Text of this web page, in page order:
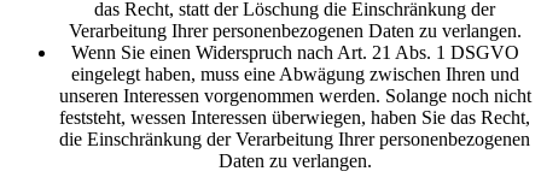
das Recht, statt der Löschung die Einschränkung der
Verarbeitung Ihrer personenbezogenen Daten zu verlangen.
Wenn Sie einen Widerspruch nach Art. 21 Abs. 1 DSGVO
eingelegt haben, muss eine Abwägung zwischen Ihren und
unseren Interessen vorgenommen werden. Solange noch nicht
feststeht, wessen Interessen überwiegen, haben Sie das Recht,
die Einschränkung der Verarbeitung Ihrer personenbezogenen
Daten zu verlangen.